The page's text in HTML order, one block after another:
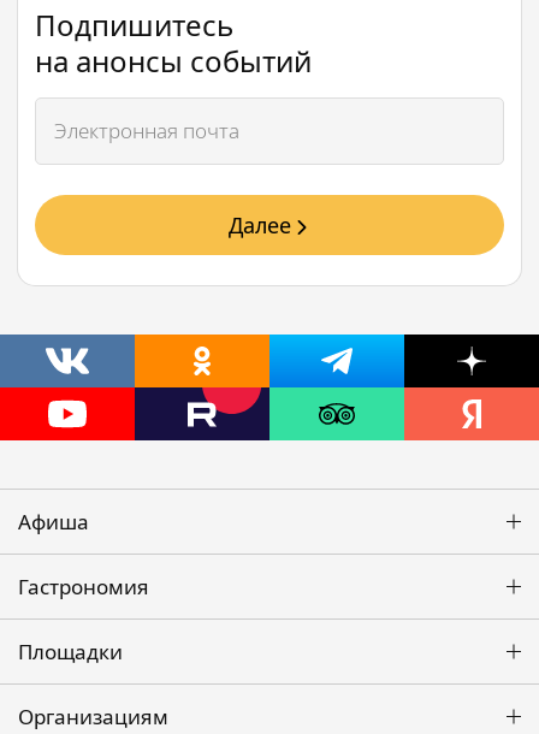
Подпишитесь
на анонсы событий
Далее
Афиша
Гастрономия
Площадки
Организациям